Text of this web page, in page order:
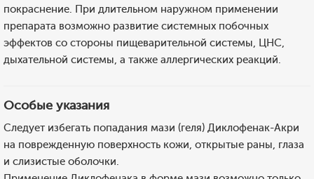
покраснение. При длительном наружном применении
препарата возможно развитие системных побочных
эффектов со стороны пищеварительной системы, ЦНС,
дыхательной системы, а также аллергических реакций.
Особые указания
Следует избегать попадания мази (геля) Диклофенак-Акри
на поврежденную поверхность кожи, открытые раны, глаза
и слизистые оболочки.